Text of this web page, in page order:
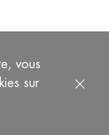
vous
sur